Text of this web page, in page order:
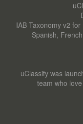
IAB Taxonomy v2
Spanish,
uClassify was
team who